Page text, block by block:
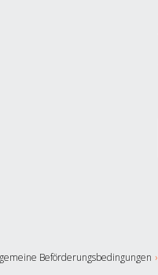
Beförderungsbedingungen